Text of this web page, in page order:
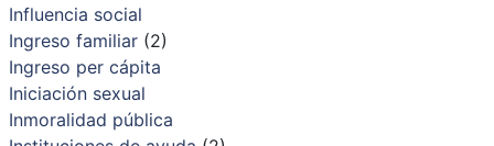
Influencia social
Ingreso familiar(2)
Ingreso per cápita
Iniciación sexual
Inmoralidad pública